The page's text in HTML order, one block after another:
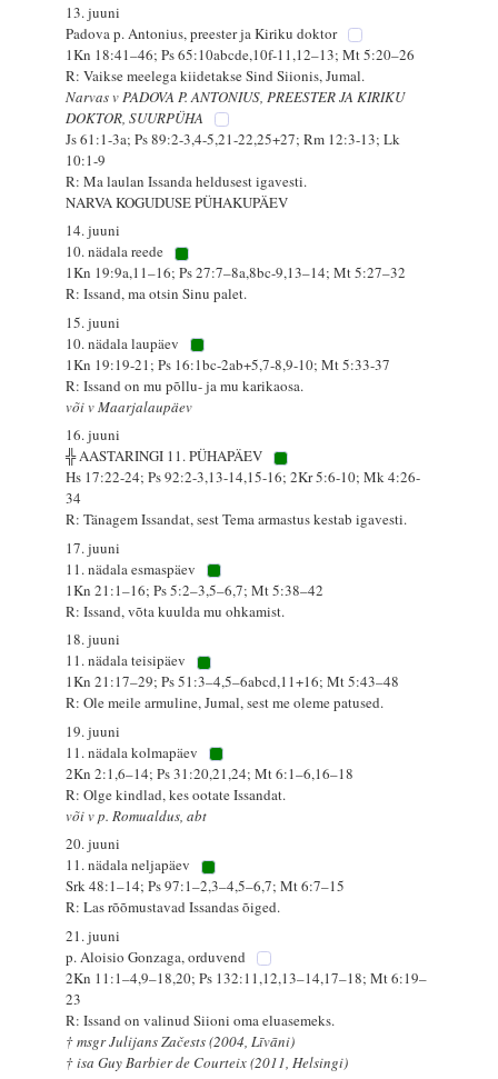
13. juuni
Padova p. Antonius, preester ja Kiriku doktor
1Kn 18:41–46; Ps 65:10abcde,10f-11,12–13; Mt 5:20–26
R: Vaikse meelega kiidetakse Sind Siionis, Jumal.
Narvas v PADOVA P. ANTONIUS, PREESTER JA KIRIKU
DOKTOR, SUURPÜHA
Js 61:1-3a; Ps 89:2-3,4-5,21-22,25+27; Rm 12:3-13; Lk
10:1-9
R: Ma laulan Issanda heldusest igavesti.
NARVA KOGUDUSE PÜHAKUPÄEV
14. juuni
10. nädala reede
1Kn 19:9a,11–16; Ps 27:7–8a,8bc-9,13–14; Mt 5:27–32
R: Issand, ma otsin Sinu palet.
15. juuni
10. nädala laupäev
1Kn 19:19-21; Ps 16:1bc-2ab+5,7-8,9-10; Mt 5:33-37
R: Issand on mu põllu- ja mu karikaosa.
või v Maarjalaupäev
16. juuni
╬ AASTARINGI 11. PÜHAPÄEV
Hs 17:22-24; Ps 92:2-3,13-14,15-16; 2Kr 5:6-10; Mk 4:26-
34
R: Tänagem Issandat, sest Tema armastus kestab igavesti.
17. juuni
11. nädala esmaspäev
1Kn 21:1–16; Ps 5:2–3,5–6,7; Mt 5:38–42
R: Issand, võta kuulda mu ohkamist.
18. juuni
11. nädala teisipäev
1Kn 21:17–29; Ps 51:3–4,5–6abcd,11+16; Mt 5:43–48
R: Ole meile armuline, Jumal, sest me oleme patused.
19. juuni
11. nädala kolmapäev
2Kn 2:1,6–14; Ps 31:20,21,24; Mt 6:1–6,16–18
R: Olge kindlad, kes ootate Issandat.
või v p. Romualdus, abt
20. juuni
11. nädala neljapäev
Srk 48:1–14; Ps 97:1–2,3–4,5–6,7; Mt 6:7–15
R: Las rõõmustavad Issandas õiged.
21. juuni
p. Aloisio Gonzaga, orduvend
2Kn 11:1–4,9–18,20; Ps 132:11,12,13–14,17–18; Mt 6:19–
23
R: Issand on valinud Siioni oma eluasemeks.
† msgr Julijans Začests (2004, Līvāni)
† isa Guy Barbier de Courteix (2011, Helsingi)